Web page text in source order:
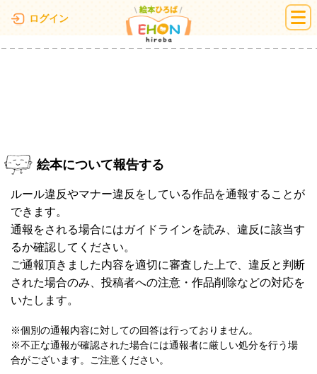
ログイン 絵本ひろば
絵本について報告する
ルール違反やマナー違反をしている作品を通報することが
できます。
通報をされる場合にはガイドラインを読み、違反に該当す
るか確認してください。
ご通報頂きました内容を適切に審査した上で、違反と判断
された場合のみ、投稿者への注意・作品削除などの対応を
いたします。
※個別の通報内容に対しての回答は行っておりません。
※不正な通報が確認された場合には通報者に厳しい処分を行う場
合がございます。ご注意ください。